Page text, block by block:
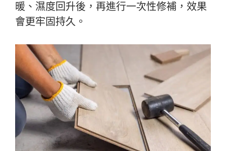
暖、濕度回升後，再進行一次性修補，效果
會更牢固持久。